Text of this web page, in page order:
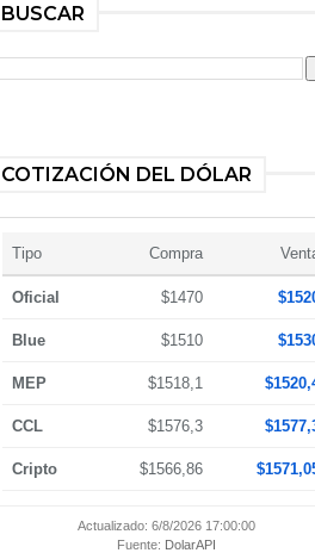
BUSCAR
COTIZACIÓN DEL DÓLAR
Tipo Compra
Oficial $1470
Blue $1510
MEP $1518,1
CCL $1576,3
Cripto $1566,86
Actualizado: 6/8/2026 17:00:00
Fuente: DolarAPI